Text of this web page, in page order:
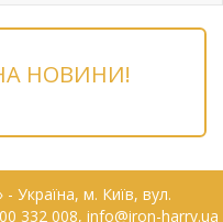
НОВИНИ!
Українa, м. Київ, вул.
332 008, info@iron-harry.ua